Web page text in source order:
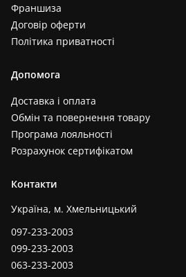
Франшиза
Договір оферти
Політика приватності
Допомога
Доставка і оплата
Обмін та повернення товару
Програма лояльності
Розрахунок сертифікатом
Контакти
Україна, м. Хмельницький
097-233-2003
099-233-2003
063-233-2003